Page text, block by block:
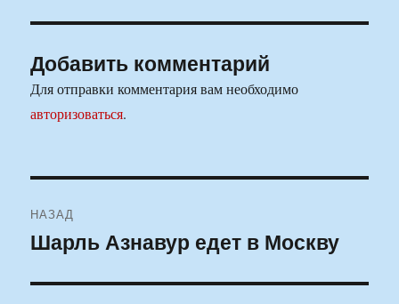
Добавить комментарий
Для отправки комментария вам необходимо
авторизоваться.
по
НАЗАД
Предыдущая
Шарль Азнавур едет в Москву